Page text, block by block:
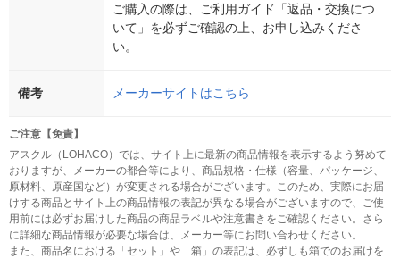
ご購入の際は、ご利用ガイド「返品・交換につ
いて」を必ずご確認の上、お申し込みくださ
い。
備考 メーカーサイトはこちら
ご注意【免責】
アスクル（LOHACO）では、サイト上に最新の商品情報を表示するよう努めて
おりますが、メーカーの都合等により、商品規格・仕様（容量、パッケージ、
原材料、原産国など）が変更される場合がございます。このため、実際にお届
けする商品とサイト上の商品情報の表記が異なる場合がございますので、ご使
用前には必ずお届けした商品の商品ラベルや注意書きをご確認ください。さら
に詳細な商品情報が必要な場合は、メーカー等にお問い合わせください。
また、商品名における「セット」や「箱」の表記は、必ずしも箱でのお届けを